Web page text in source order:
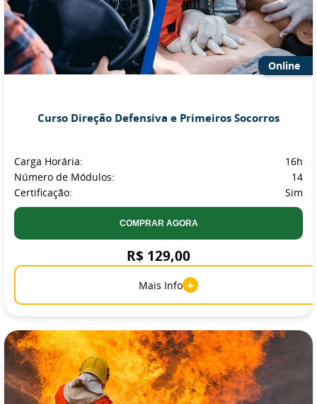
Online
Curso Direção Defensiva e Primeiros Socorros
Carga Horária:
16h
Número de Módulos:
14
Certificação:
Sim
COMPRAR AGORA
R$ 129,00
Mais Info +